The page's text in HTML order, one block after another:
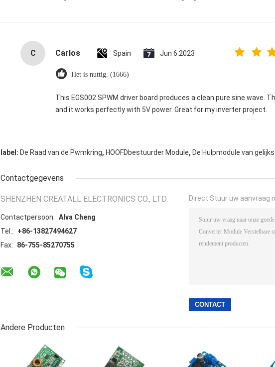
C Carlos Spain Jun 6.2023
Het is nuttig. (1666)
This EGS002 SPWM driver board produces a clean pure sine wave.
and it works perfectly with 5V power. Great for my inverter project.
label: De Raad van de Pwmkring, HOOFDbestuurder Module, De Hulpmodule van
Contactgegevens
SHENZHEN CREATALL ELECTRONICS CO., LTD.
Contactpersoon: Alva Cheng
Tel.:
+86-13827494627
Fax:
86-755-85270755
Direct Stuur uw aanvraag
Andere Producten